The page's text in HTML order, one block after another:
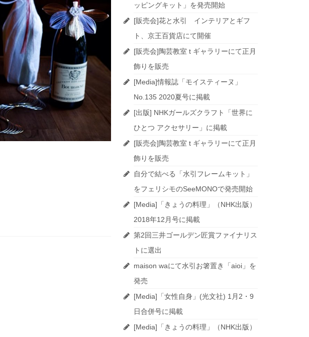
ッピングキット」を発売開始
[販売会]花と水引 インテリアとギフ
ト、京王百貨店にて開催
[販売会]陶芸教室 t ギャラリーにて正月
飾りを販売
[Media]情報誌「モイスティーヌ」
No.135 2020夏号に掲載
[出版] NHKガールズクラフト「世界に
ひとつ アクセサリー」に掲載
[販売会]陶芸教室 t ギャラリーにて正月
飾りを販売
自分で結べる「水引フレームキット」
をフェリシモのSeeMONOで発売開始
[Media]「きょうの料理」（NHK出版）
2018年12月号に掲載
第2回三井ゴールデン匠賞ファイナリス
トに選出
maison waにて水引お箸置き「aioi」を
発売
[Media]「女性自身」(光文社) 1月2・9
日合併号に掲載
[Media]「きょうの料理」（NHK出版）